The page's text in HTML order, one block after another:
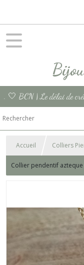
. 🤍 BCN | Le délai de
Accueil Colliers
Collier pendentif